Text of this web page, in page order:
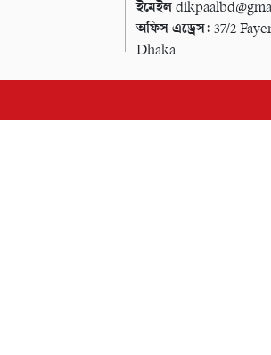
ইমেইল
অফিস এড্রেস: 37/2
Dhaka